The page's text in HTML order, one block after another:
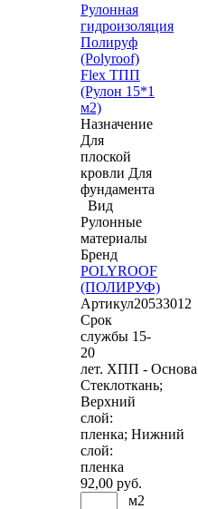
Рулонная
гидроизоляция
Полируф
(Polyroof)
Flex ТПП
(Рулон 15*1
м2)
Назначение
Для
плоской
кровли Для
фундамента
Вид
Рулонные
материалы
Бренд
POLYROOF
(ПОЛИРУФ)
Артикул20533012
Срок
службы 15-
20
лет. ХПП -
Стеклоткань;
Верхний
слой:
пленка; Нижний
слой:
пленка
92,00 руб.
м2